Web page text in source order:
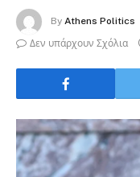
By Athens Politics
Δεν υπάρχουν Σχόλια